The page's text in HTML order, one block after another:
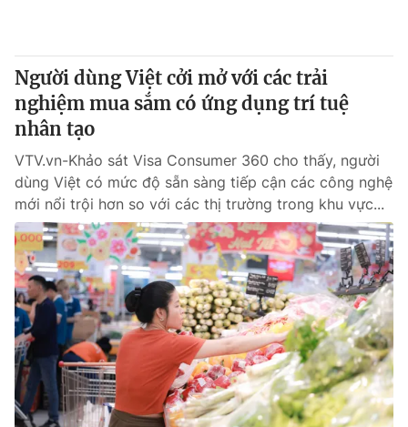
Góc doanh nghiệp
Truyền hình
Phim VTV
Hậu trường
Nhân vật
Khán giả
Giải sao mai
Giải trí
Điện ảnh
Âm nhạc
Sao
Đời sống
Du lịch
Làm đẹp
Chất lượng cuộc sống
Giáo dục
Tuyển sinh
Học trực tuyến
Công nghệ
Hitech Công nghệ tương lai
Sản phẩm
Thị trường
Giao lưu trực tuyến
Lịch phát sóng
Người dùng Việt cởi mở với các trải
nghiệm mua sắm có ứng dụng trí tuệ
nhân tạo
VTV.vn-Khảo sát Visa Consumer 360 cho thấy, người
dùng Việt có mức độ sẵn sàng tiếp cận các công nghệ
mới nổi trội hơn so với các thị trường trong khu vực...